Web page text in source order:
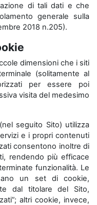
di tali dati e che
generale sulla
2018 n.205).
dimensioni che i siti
(solitamente al
per essere poi
visita del medesimo
seguito Sito) utilizza
e i propri contenuti
consentono inoltre di
rendendo più efficace
funzionalità. Le
un set di cookie,
dal titolare del Sito,
altri cookie, invece,